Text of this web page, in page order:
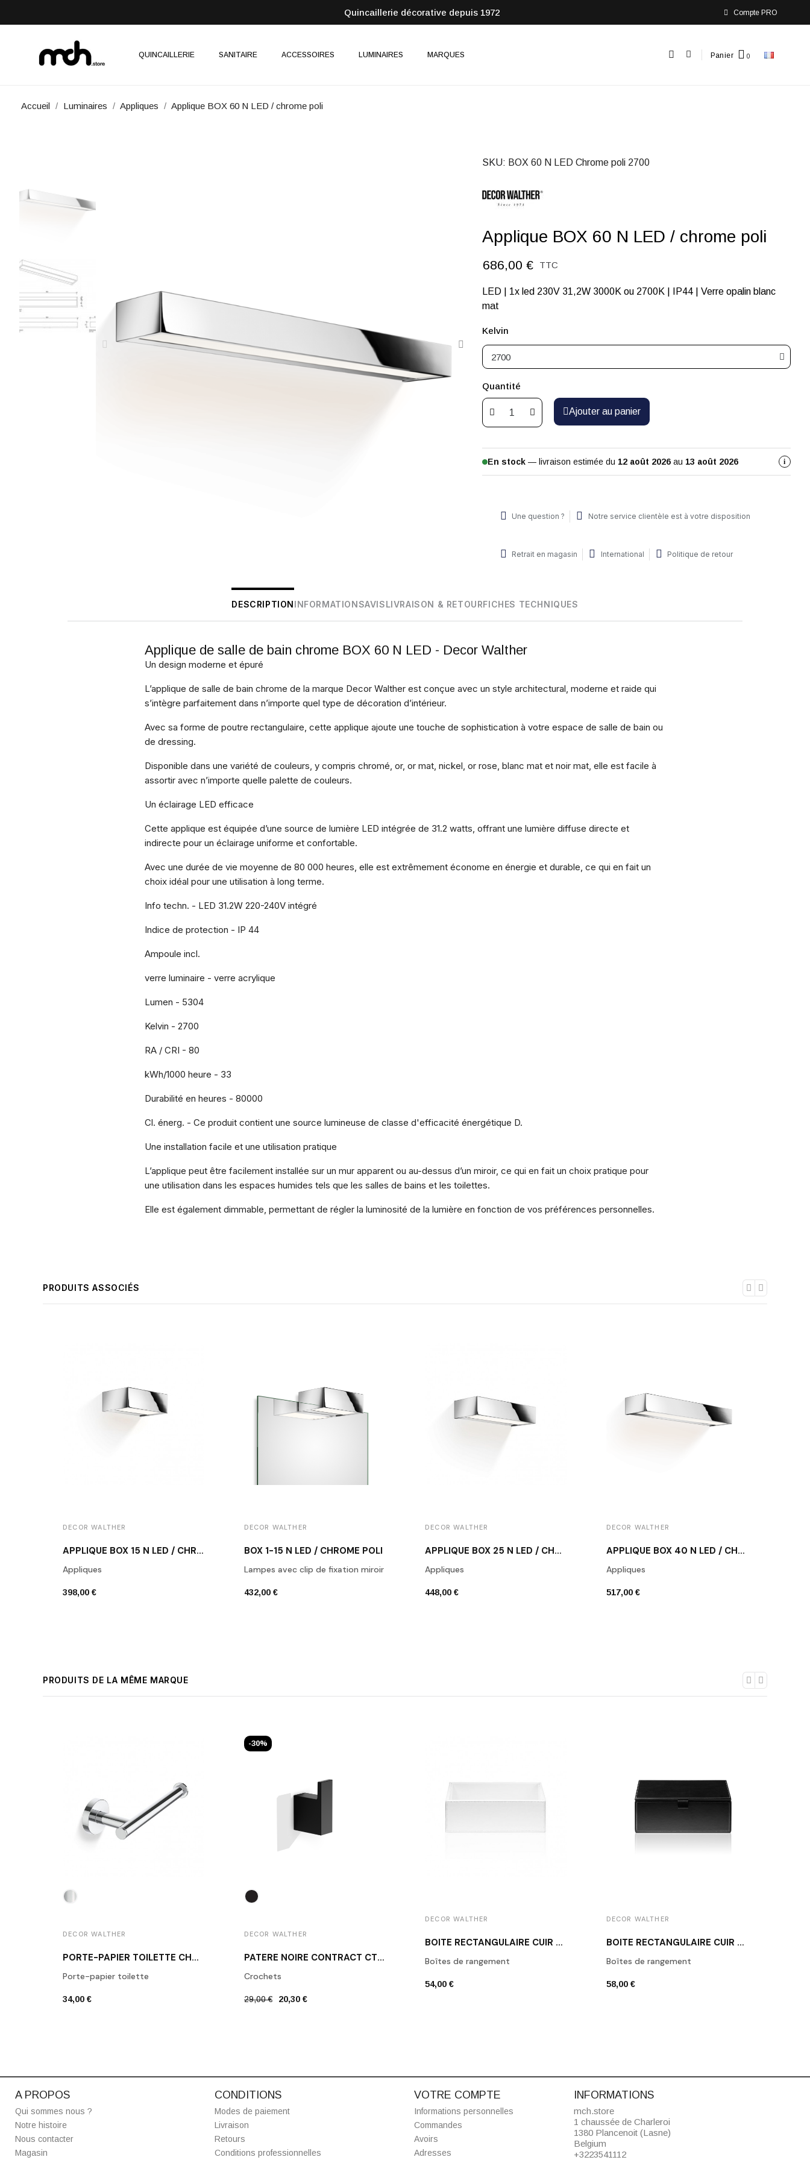
Quincaillerie décorative depuis 1972 Compte PRO
QUINCAILLERIE SANITAIRE ACCESSOIRES LUMINAIRES MARQUES Panier
Accueil Luminaires Appliques Applique BOX 60 N LED / chrome poli
SKU BOX 60 N LED Chrome poli 2700
Applique BOX 60 N LED / chrome poli
686,00 € TTC
LED | 1x led 230V 31,2W 3000K ou 2700K | IP44 | Verre opalin blanc
mat
Kelvin
Quantité
Ajouter au panier
En stock — livraison estimée du 12 août 2026 au 13 août 2026 i
Une question ? Notre service clientèle est à votre disposition
Retrait en magasin International Politique de retour
DESCRIPTIONINFORMATIONSAVISLIVRAISON & RETOURFICHES TECHNIQUES
Applique de salle de bain chrome BOX 60 N LED - Decor Walther
Un design moderne et épuré
L’applique de salle de bain chrome de la marque Decor Walther est conçue avec un style architectural, moderne et raide qui
s’intègre parfaitement dans n’importe quel type de décoration d’intérieur.
Avec sa forme de poutre rectangulaire, cette applique ajoute une touche de sophistication à votre espace de salle de bain ou
de dressing.
Disponible dans une variété de couleurs, y compris chromé, or, or mat, nickel, or rose, blanc mat et noir mat, elle est facile à
assortir avec n’importe quelle palette de couleurs.
Un éclairage LED efficace
Cette applique est équipée d’une source de lumière LED intégrée de 31.2 watts, offrant une lumière diffuse directe et
indirecte pour un éclairage uniforme et confortable.
Avec une durée de vie moyenne de 80 000 heures, elle est extrêmement économe en énergie et durable, ce qui en fait un
choix idéal pour une utilisation à long terme.
Info techn. - LED 31.2W 220-240V intégré
Indice de protection - IP 44
Ampoule incl.
verre luminaire - verre acrylique
Lumen - 5304
Kelvin - 2700
RA / CRI - 80
kWh/1000 heure - 33
Durabilité en heures - 80000
Cl. énerg. - Ce produit contient une source lumineuse de classe d'efficacité énergétique D.
Une installation facile et une utilisation pratique
L’applique peut être facilement installée sur un mur apparent ou au-dessus d’un miroir, ce qui en fait un choix pratique pour
une utilisation dans les espaces humides tels que les salles de bains et les toilettes.
Elle est également dimmable, permettant de régler la luminosité de la lumière en fonction de vos préférences personnelles.
PRODUITS ASSOCIÉS
DECOR WALTHER
APPLIQUE BOX 15 N LED / CHROME POLI
Appliques
398,00 €
DECOR WALTHER
BOX 1-15 N LED / CHROME POLI
Lampes avec clip de fixation miroir
432,00 €
DECOR WALTHER
APPLIQUE BOX 25 N LED / CHROME POLI
Appliques
448,00 €
DECOR WALTHER
APPLIQUE BOX 40 N LED / CHROME POLI
Appliques
517,00 €
PRODUITS DE LA MÊME MARQUE
DECOR WALTHER
PORTE-PAPIER TOILETTE CHROME POLI BA TPH1
Porte-papier toilette
34,00 €
DECOR WALTHER
PATÈRE NOIRE CONTRACT CT HAK1 DECOR WALTHER
Crochets
29,00 € 20,30 €
-30%
DECOR WALTHER
BOÎTE RECTANGULAIRE CUIR BLANC BROWNIE BOD2
Boîtes de rangement
54,00 €
DECOR WALTHER
BOÎTE RECTANGULAIRE CUIR NOIR BROWNIE BMD2
Boîtes de rangement
58,00 €
A PROPOS
Qui sommes nous ?
Notre histoire
Nous contacter
Magasin
CONDITIONS
Modes de paiement
Livraison
Retours
Conditions professionnelles
VOTRE COMPTE
Informations personnelles
Commandes
Avoirs
Adresses
INFORMATIONS
mch.store
1 chaussée de Charleroi
1380 Plancenoit (Lasne)
Belgium
+3223541112